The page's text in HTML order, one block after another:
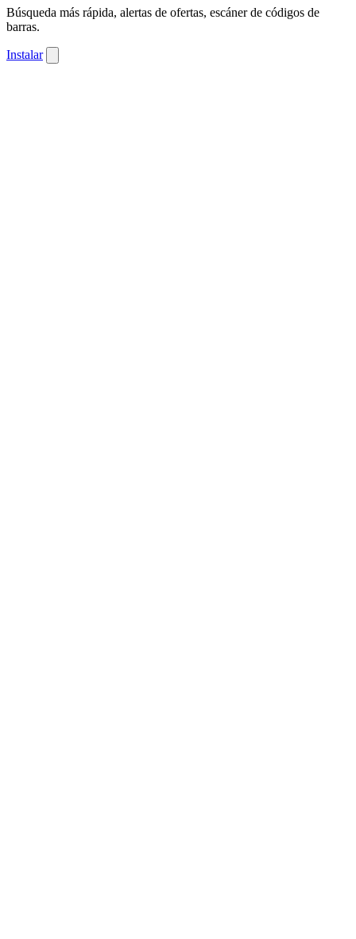
Búsqueda más rápida, alertas de ofertas, escáner de códigos de
barras.
Instalar